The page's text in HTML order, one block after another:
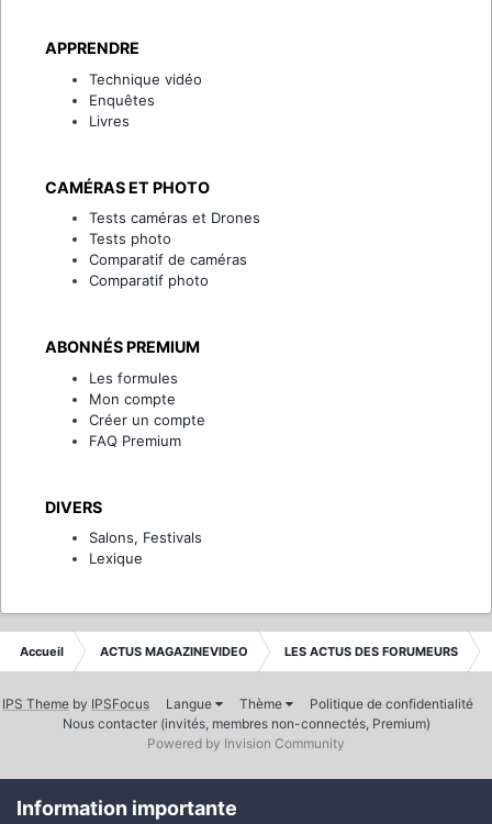
APPRENDRE
Technique vidéo
Enquêtes
Livres
CAMÉRAS ET PHOTO
Tests caméras et Drones
Tests photo
Comparatif de caméras
Comparatif photo
ABONNÉS PREMIUM
Les formules
Mon compte
Créer un compte
FAQ Premium
DIVERS
Salons, Festivals
Lexique
Accueil ACTUS MAGAZINEVIDEO LES ACTUS DES FORUMEURS
IPS Theme by IPSFocus Langue Thème
Politique de confidentialité
Nous contacter (invités, membres non-connectés, Premium)
Powered by Invision Community
Information importante